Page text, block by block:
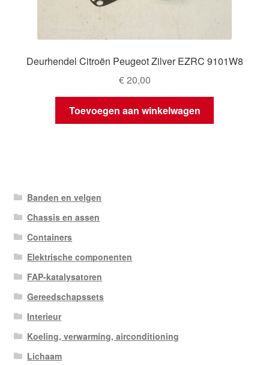
Deurhendel Citroën Peugeot Zilver EZRC 9101W8
€20,00
Toevoegen aan winkelwagen
Banden en velgen
Chassis en assen
Containers
Elektrische componenten
FAP-katalysatoren
Gereedschapssets
Interieur
Koeling, verwarming, airconditioning
Lichaam